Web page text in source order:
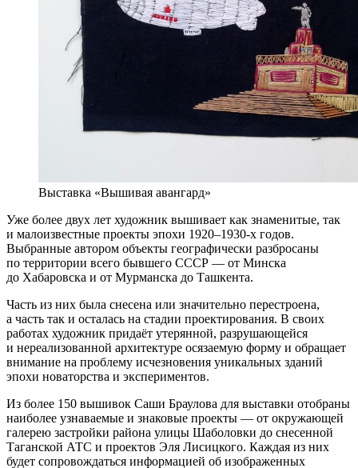
Выставка «Вышивая авангард»
Уже более двух лет художник вышивает как знаменитые, так
и малоизвестные проекты эпохи 1920–1930-х годов.
Выбранные автором объекты географически разбросаны
по территории всего бывшего СССР — от Минска
до Хабаровска и от Мурманска до Ташкента.
Часть из них была снесена или значительно перестроена,
а часть так и осталась на стадии проектирования. В своих
работах художник придаёт утерянной, разрушающейся
и нереализованной архитектуре осязаемую форму и обращает
внимание на проблему исчезновения уникальных зданий
эпохи новаторства и экспериментов.
Из более 150 вышивок Саши Браулова для выставки отобраны
наиболее узнаваемые и знаковые проекты — от окружающей
галерею застройки района улицы Шаболовки до снесенной
Таганской АТС и проектов Эля Лисицкого. Каждая из них
будет сопровождаться информацией об изображенных